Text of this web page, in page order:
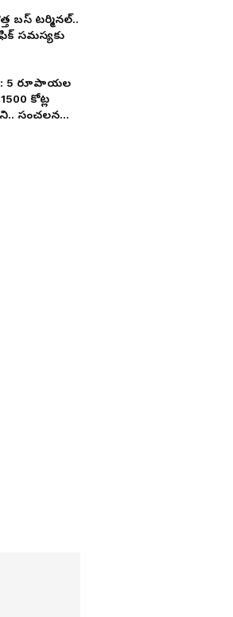
బ‌స్ ట‌ర్మిన‌ల్‌..
స‌మ‌స్య‌కు
5 రూపాయల
కోట్ల
సంచలన